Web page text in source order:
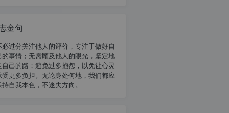
金句
必过分关注他人的评价，专注于做好自
的事情；无需顾及他人的眼光，坚定地
自己的路；避免过多抱怨，以免让心灵
受更多负担。无论身处何地，我们都应
持自我本色，不迷失方向。